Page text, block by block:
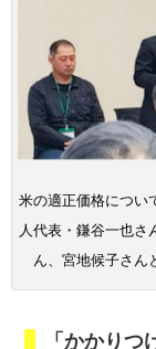
米の適正価格につい
人代表・鎌谷一也さ
ん、宮地候子さん
「かかりつ